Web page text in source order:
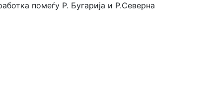
помеѓу Р. Бугарија и Р.Северна